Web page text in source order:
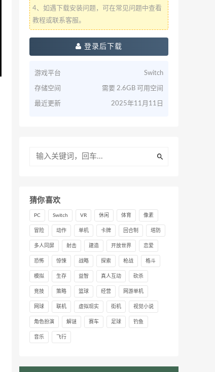
4、如遇下载安装问题，可在常见问题中查看
教程或联系客服。
登录后下载
游戏平台 Switch
存储空间 需要 2.6GB 可用空间
最近更新 2025年11月11日
猜你喜欢
PC Switch VR 休闲 体育 像素
冒险 动作 单机 卡牌 回合制 塔防
多人同屏 射击 建造 开放世界 恋爱
恐怖 惊悚 战略 探索 枪战 格斗
模拟 生存 益智 真人互动 砍杀
竞技 策略 篮球 经营 网游单机
网球 联机 虚拟现实 街机 视觉小说
角色扮演 解谜 赛车 足球 钓鱼
音乐 飞行